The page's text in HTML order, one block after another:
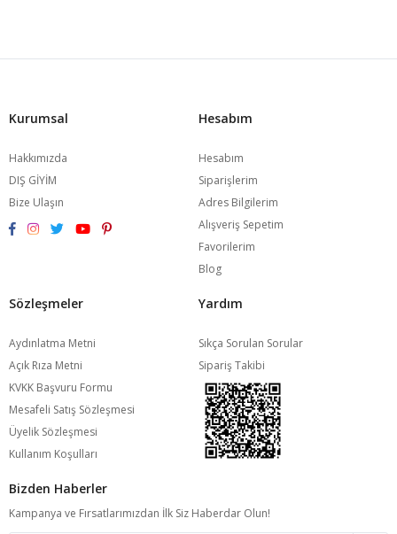
Kurumsal
Hakkımızda
DIŞ GİYİM
Bize Ulaşın
Hesabım
Hesabım
Siparişlerim
Adres Bilgilerim
Alışveriş Sepetim
Favorilerim
Blog
Sözleşmeler
Aydınlatma Metni
Açık Rıza Metni
KVKK Başvuru Formu
Mesafeli Satış Sözleşmesi
Üyelik Sözleşmesi
Kullanım Koşulları
Yardım
Sıkça Sorulan Sorular
Sipariş Takibi
Bizden Haberler
Kampanya ve Fırsatlarımızdan İlk Siz Haberdar Olun!